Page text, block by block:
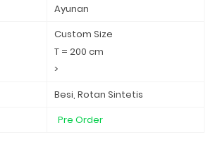
Ayunan
Custom Size
T = 200 cm
>
Besi, Rotan Sintetis
Pre Order